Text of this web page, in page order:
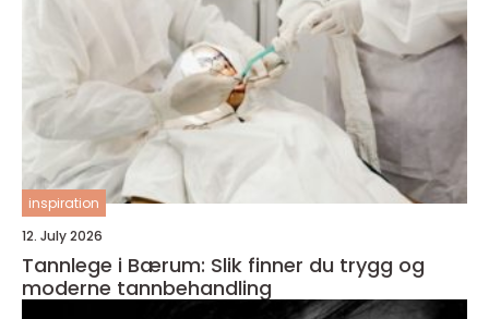
inspiration
12. July 2026
Tannlege i Bærum: Slik finner du trygg og
moderne tannbehandling